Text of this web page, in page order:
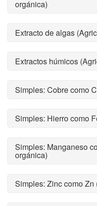
orgánica)
Extracto de algas
Extractos húmicos
Simples: Cobre como
Simples: Hierro como
Simples: Manganeso
orgánica)
Simples: Zinc como